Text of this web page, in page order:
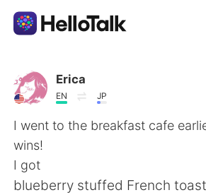
Aplikasi Pertukaran Bahasa
Indonesia
Erica
EN JP
I went to the breakfast cafe
wins!
I got
blueberry stuffed French